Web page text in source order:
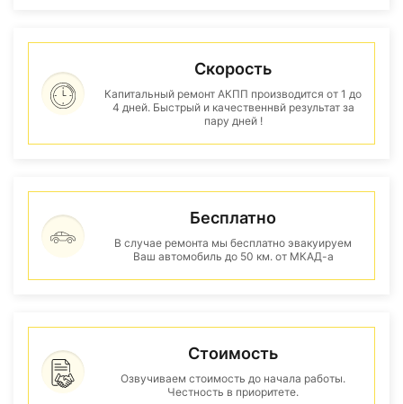
Скорость
Капитальный ремонт АКПП производится от 1 до
4 дней. Быстрый и качественнвй результат за
пару дней !
Бесплатно
В случае ремонта мы бесплатно эвакуируем
Ваш автомобиль до 50 км. от МКАД-а
Стоимость
Озвучиваем стоимость до начала работы.
Честность в приоритете.